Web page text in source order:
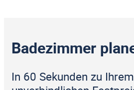
Badezimmer
In 60 Sekunden zu Ihrem